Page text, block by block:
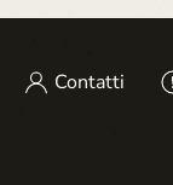
Contatti